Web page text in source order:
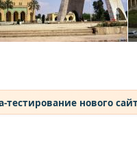
тестирование нового